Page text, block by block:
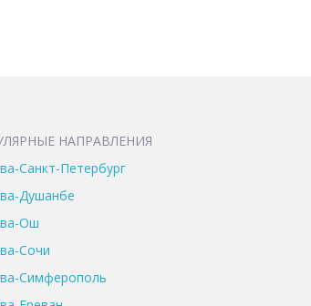
НАПРАВЛЕНИЯ
Санкт-Петербург
Душанбе
Ош
Сочи
Симферополь